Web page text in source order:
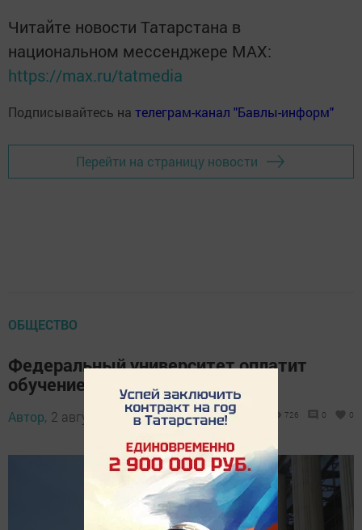
Читайте новости Татарстана в
национальном мессенджере MАХ:
https://max.ru/tatmedia
Подписывайтесь на телеграм-канал "Бавлы-информ"
Перейти на страницу новости
ОБЩЕСТВО
Федеральный университет оплатит
обучение детей участников СВО
Автор, 2 августа 2024 - 13:44 726 0 0